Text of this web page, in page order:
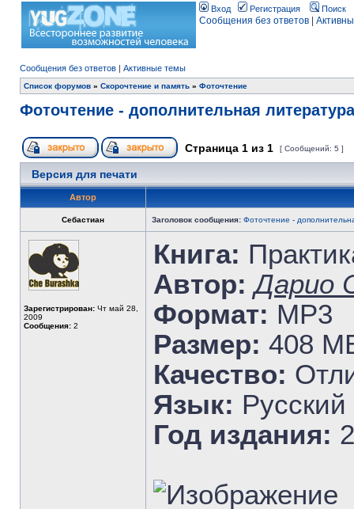
Вход Регистрация Поиск
Сообщения без ответов
Сообщения без ответов | Активные темы
Список форумов » Скорочтение и память » Фоточтение
Фоточтение - дополнительная литература
Страница 1 из 1 [ Сообщений: 5 ]
Версия для печати
Автор
Себастиан Заголовок сообщения: Фоточтение -
Зарегистрирован: Чт май 28,
2009
Сообщения: 2
Книга:
Автор: Дарио
Формат: MP3
Размер: 408
Качество:
Язык: Русский
Год издания: